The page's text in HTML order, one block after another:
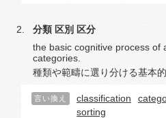
分類 区別 区分
the basic cognitive process of
categories.
種類や範疇に選り分ける基本的
言い換え classification
sorting